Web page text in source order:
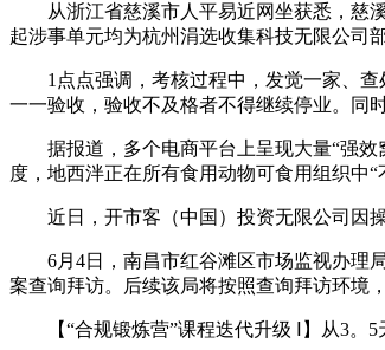
从浙江省慈溪市人平易近网坐获悉，慈溪
起涉事单元均为杭州涓选收集科技无限公司
1点点强调，考核过程中，发觉一家、查
一一验收，验收不及格者不得继续停业。同
据报道，多个电商平台上呈现大量“强效窝
度，地西泮正在所有食用动物可食用组织中“
近日，开市客（中国）投资无限公司因操
6月4日，南昌市红谷滩区市场监视办理局
案查询拜访。后续该局将按照查询拜访环境
【“合规锻炼营”课程迭代升级 Ⅰ】从3。5